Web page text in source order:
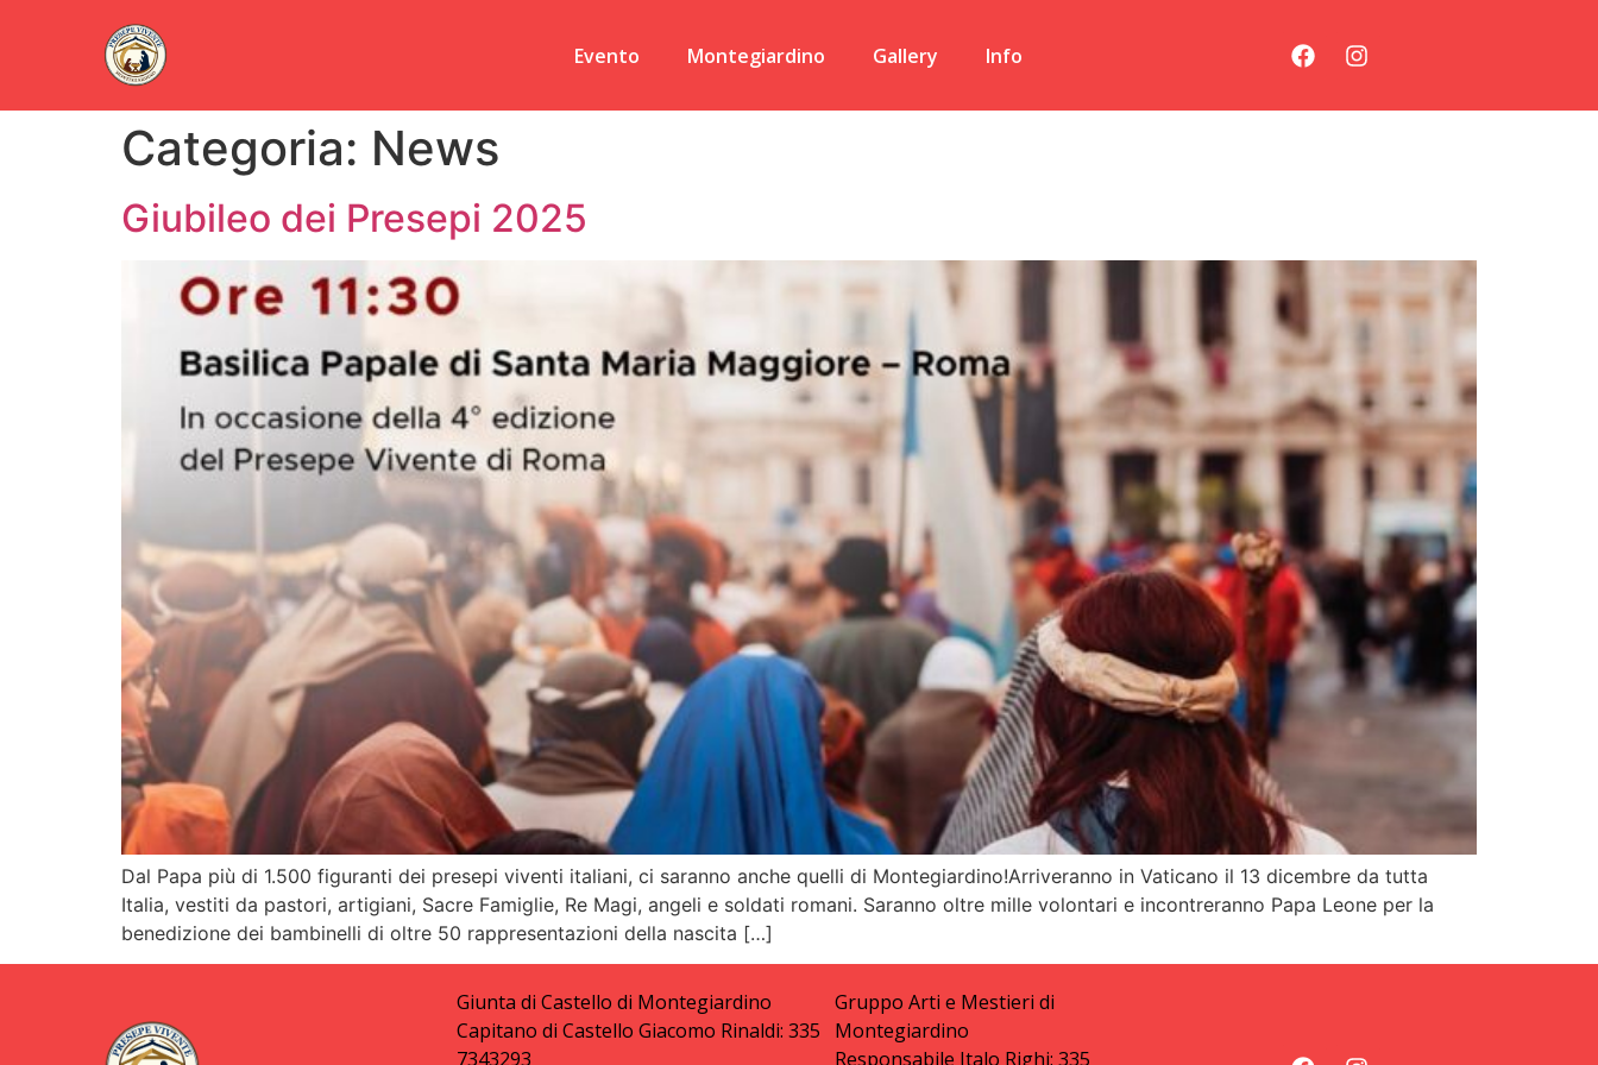
Evento Montegiardino Gallery Info
Categoria: News
Giubileo dei Presepi 2025
Dal Papa più di 1.500 figuranti dei presepi viventi italiani, ci saranno anche quelli di Montegiardino!Arriveranno in Vaticano il 13 dicembre da tutta
Italia, vestiti da pastori, artigiani, Sacre Famiglie, Re Magi, angeli e soldati romani. Saranno oltre mille volontari e incontreranno Papa Leone per la
benedizione dei bambinelli di oltre 50 rappresentazioni della nascita […]
Giunta di Castello di Montegiardino
Capitano di Castello Giacomo Rinaldi: 335
7343293
Gruppo Arti e Mestieri di
Montegiardino
Responsabile Italo Righi: 335